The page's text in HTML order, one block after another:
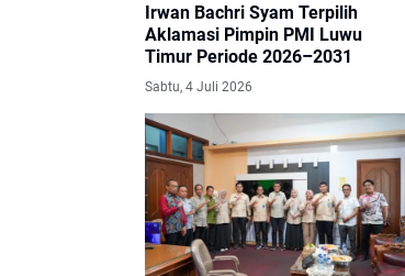
Irwan Bachri Syam Terpilih
Aklamasi Pimpin PMI Luwu
Timur Periode 2026–2031
Sabtu, 4 Juli 2026